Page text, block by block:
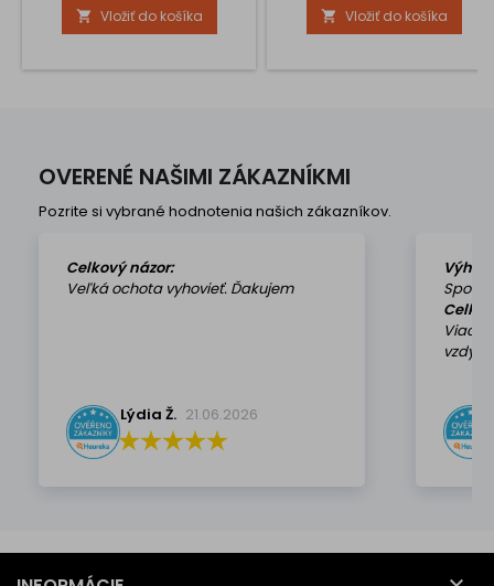
 Vložiť do košíka  Vložiť do košíka
OVERENÉ NAŠIMI ZÁKAZNÍKMI
Pozrite si vybrané hodnotenia našich zákazníkov.
Celkový názor:
Veľká ochota vyhovieť. Ďakujem
Lýdia Ž. 21.06.2026
vzdy k